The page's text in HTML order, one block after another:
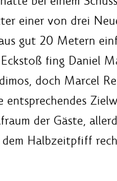
einer von drei
gut 20 Metern
fing Daniel
doch Marcel
der Gäste,
Halbzeitpfiff